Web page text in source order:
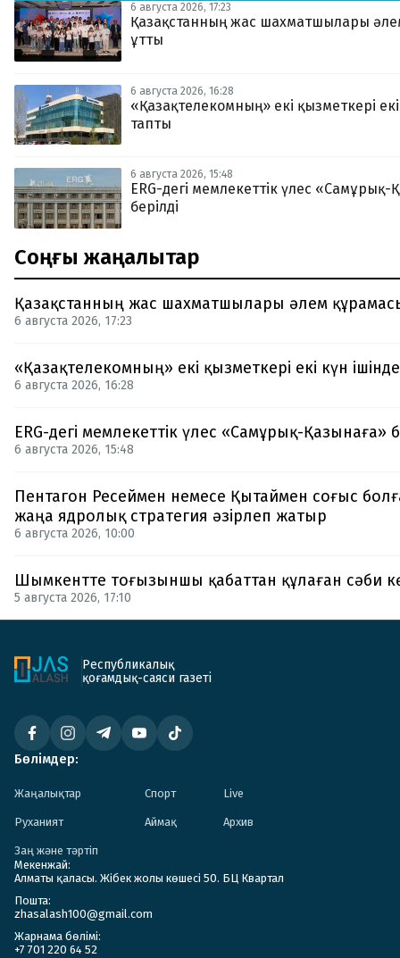
6 августа 2026, 17:23
Қазақстанның жас шахматшылары
ұтты
6 августа 2026, 16:28
«Қазақтелекомның» екі қызметкері
тапты
6 августа 2026, 15:48
ERG-дегі мемлекеттік үлес «Самұрық-
берілді
Соңғы жаңалықтар
Қазақстанның жас шахматшылары әлем
6 августа 2026, 17:23
«Қазақтелекомның» екі қызметкері екі күн
6 августа 2026, 16:28
ERG-дегі мемлекеттік үлес «Самұрық-Қазынаға»
6 августа 2026, 15:48
Пентагон Ресеймен немесе Қытаймен соғыс
жаңа ядролық стратегия әзірлеп жатыр
6 августа 2026, 10:00
Шымкентте тоғызыншы қабаттан құлаған сәби
5 августа 2026, 17:10
Республикалық
қоғамдық-саяси газеті
Бөлімдер:
Жаңалықтар Спорт Live
Руханият Аймақ Архив
Заң және тәртіп
Мекенжай:
Алматы қаласы. Жібек жолы көшесі 50. БЦ Квартал
Пошта:
zhasalash100@gmail.com
Жарнама бөлімі:
+7 701 220 64 52